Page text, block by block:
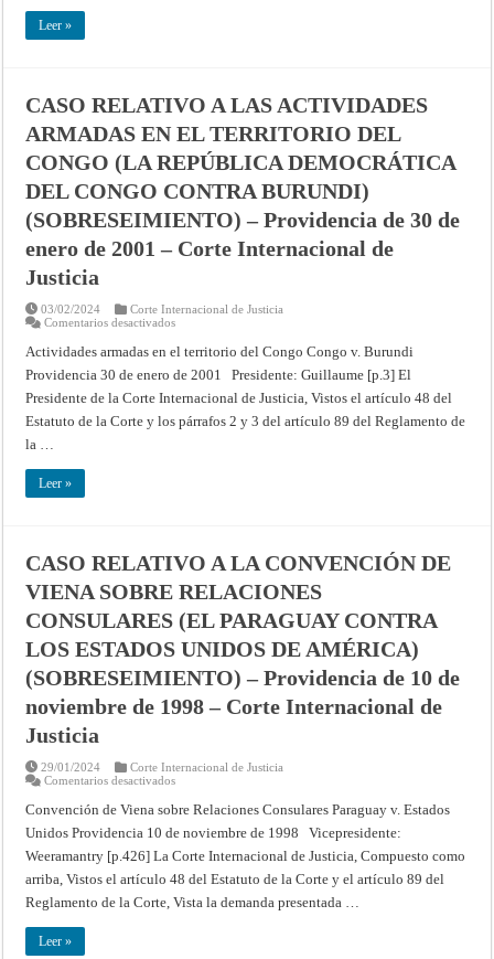
CONGO
CONTRA
RWANDA)
(SOBRESEIMIENTO)
Providencia
30
enero
de
2001
–
Justicia
Leer »
CASO RELATIVO A LAS ACTIVIDADES
ARMADAS EN EL TERRITORIO DEL
CONGO (LA REPÚBLICA DEMOCRÁTICA
DEL CONGO CONTRA BURUNDI)
(SOBRESEIMIENTO) – Providencia de 30 de
enero de 2001 – Corte Internacional de
Justicia
03/02/2024
Corte Internacional de Justicia
Comentarios desactivadosen
RELATIVO
A
LAS
ARMADAS
EN
EL
BURUNDI)
(SOBRESEIMIENTO)
–
Providencia
de
30
enero
2001
Corte
Internacional
Actividades armadas en el territorio del Congo Congo v. Burundi
Providencia 30 de enero de 2001 Presidente: Guillaume [p.3] El
Presidente de la Corte Internacional de Justicia, Vistos el artículo 48 del
Estatuto de la Corte y los párrafos 2 y 3 del artículo 89 del Reglamento de
la …
Leer »
CASO RELATIVO A LA CONVENCIÓN DE
VIENA SOBRE RELACIONES
CONSULARES (EL PARAGUAY CONTRA
LOS ESTADOS UNIDOS DE AMÉRICA)
(SOBRESEIMIENTO) – Providencia de 10 de
noviembre de 1998 – Corte Internacional de
Justicia
29/01/2024
Corte Internacional de Justicia
Comentarios desactivadosen
RELATIVO
A
LA
DE
VIENA
SOBRE
RELACIONES
CONSULARES
Convención de Viena sobre Relaciones Consulares Paraguay v. Estados
Unidos Providencia 10 de noviembre de 1998 Vicepresidente:
Weeramantry [p.426] La Corte Internacional de Justicia, Compuesto como
arriba, Vistos el artículo 48 del Estatuto de la Corte y el artículo 89 del
Reglamento de la Corte, Vista la demanda presentada …
Leer »